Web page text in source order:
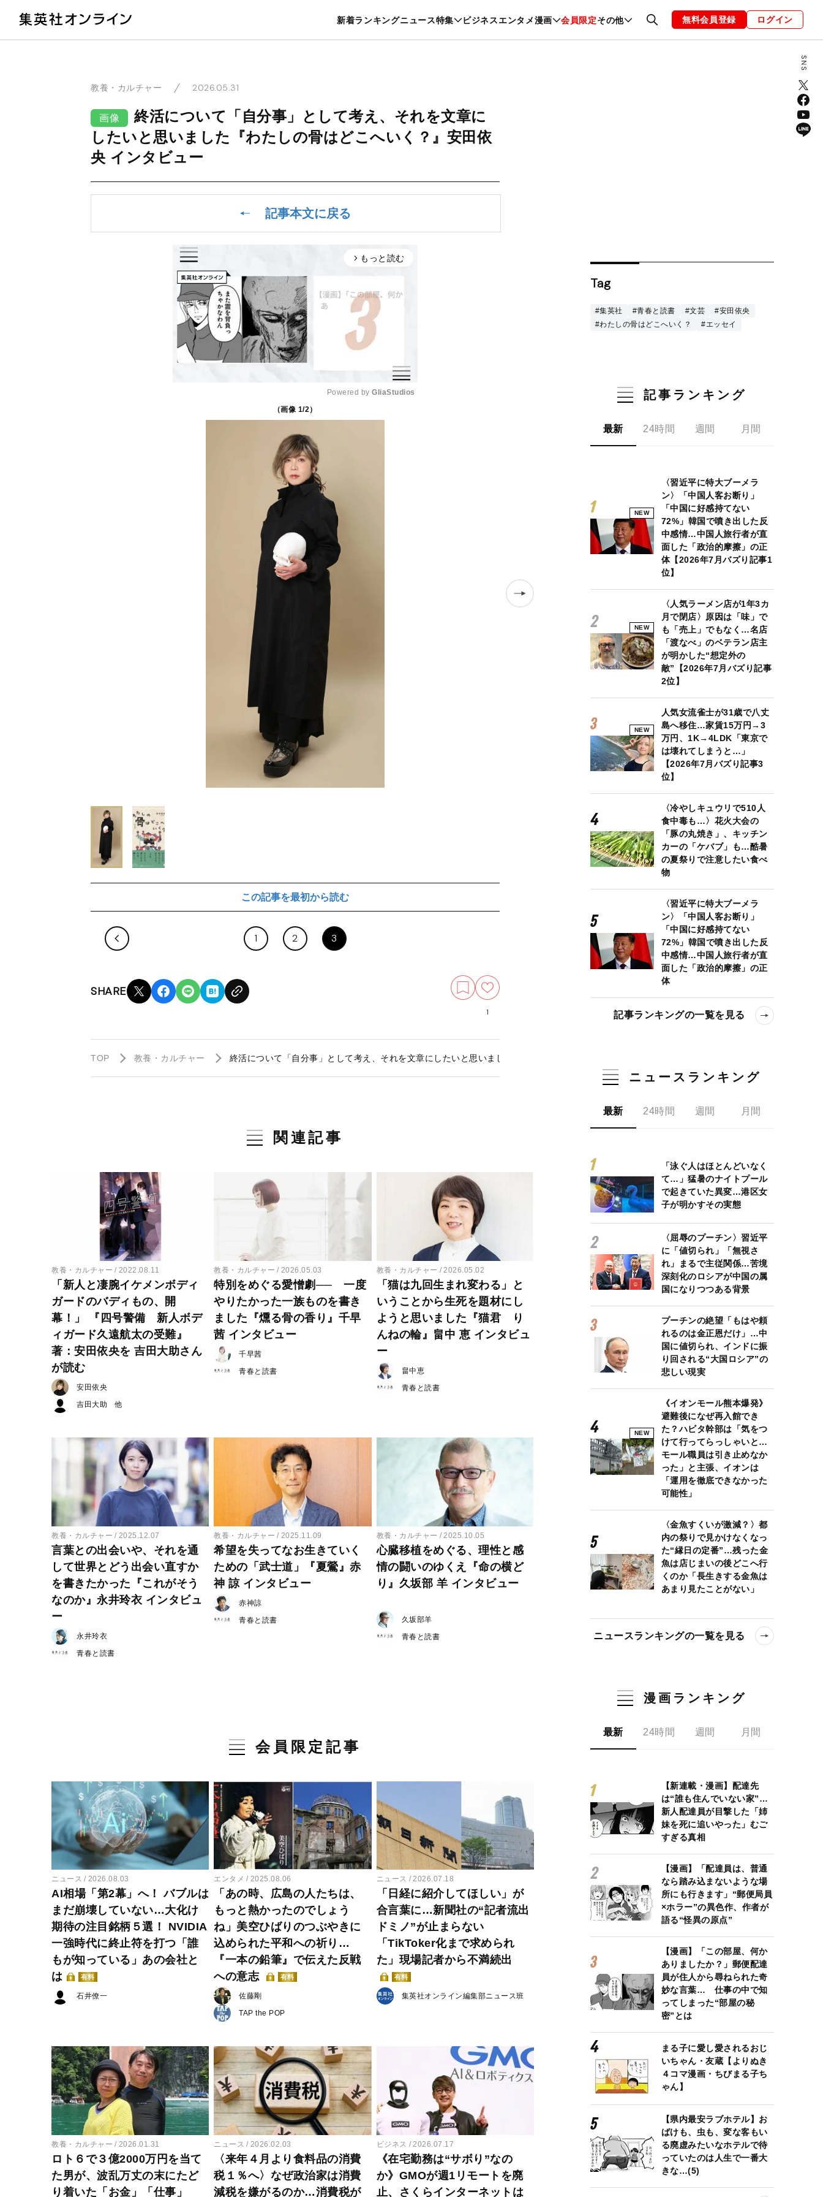
新着ランキングニュース特集 ビジネスエンタメ漫画 会員限定その他
暮らし スポーツ ヘルスケア 美容 グルメ ファッション 恋愛・結婚 編集部 お知らせ
無料会員登録 ログイン
教養・カルチャー 2026.05.31
画像
終活について「自分事」として考え、それを文章に
したいと思いました『わたしの骨はどこへいく？』安田依
央 インタビュー
記事本文に戻る
arrow_forward_ios もっと読む
Powered by GliaStudios
（画像 1/2）
この記事を最初から読む
1 2 3
SHARE
1
TOP 教養・カルチャー 終活について「自分事」として考え、それを文章にしたいと思いました『わたしの骨はどこへいく？』安田依央 インタビュー
関連記事
教養・カルチャー 2022.08.11
「新人と凄腕イケメンボディ
ガードのバディもの、開
幕！」 『四号警備 新人ボデ
ィガード久遠航太の受難』
著：安田依央を 吉田大助さん
が読む
安田依央
吉田大助
教養・カルチャー 2026.05.03
特別をめぐる愛憎劇── 一度
やりたかった一族ものを書き
ました『燻る骨の香り』千早
茜 インタビュー
千早茜
青春と読書
教養・カルチャー 2026.05.02
「猫は九回生まれ変わる」と
いうことから生死を題材にし
ようと思いました『猫君 り
んねの輪』畠中 恵 インタビュ
ー
畠中恵
青春と読書
教養・カルチャー 2025.12.07
言葉との出会いや、それを通
して世界とどう出会い直すか
を書きたかった『これがそう
なのか』永井玲衣 インタビュ
ー
永井玲衣
青春と読書
教養・カルチャー 2025.11.09
希望を失ってなお生きていく
ための「武士道」『夏鶯』赤
神 諒 インタビュー
赤神諒
青春と読書
教養・カルチャー 2025.10.05
心臓移植をめぐる、理性と感
情の闘いのゆくえ『命の横ど
り』久坂部 羊 インタビュー
久坂部羊
青春と読書
会員限定記事
ニュース 2026.08.03
AI相場「第2幕」へ！ バブルは
まだ崩壊していない…大化け
期待の注目銘柄５選！ NVIDIA
一強時代に終止符を打つ「誰
もが知っている」あの会社と
は
有料
石井僚一
エンタメ 2025.08.06
「あの時、広島の人たちは、
もっと熱かったのでしょう
ね」美空ひばりのつぶやきに
込められた平和への祈り…
『一本の鉛筆』で伝えた反戦
への意志
有料
佐藤剛
TAP the POP
ニュース 2026.07.18
「日経に紹介してほしい」が
合言葉に…新聞社の“記者流出
ドミノ”が止まらない
「TikToker化まで求められ
た」現場記者から不満続出
有料
集英社オンライン編集部ニュース班
教養・カルチャー 2026.01.31
ロト６で３億2000万円を当て
た男が、波乱万丈の末にたど
り着いた「お金」「仕事」
ニュース 2026.02.03
〈来年４月より食料品の消費
税１％へ〉なぜ政治家は消費
減税を嫌がるのか…消費税が
ビジネス 2026.07.17
《在宅勤務は“サボり”なの
か》GMOが週1リモートを廃
止、さくらインターネットは
Tag
#集英社 #青春と読書 #文芸
#安田依央
#わたしの骨はどこへいく？
#エッセイ
記事ランキング
最新 24時間 週間 月間
NEW
〈習近平に特大ブーメラ
ン〉「中国人客お断り」
「中国に好感持てない
72%」韓国で噴き出した反
中感情…中国人旅行者が直
面した「政治的摩擦」の正
体【2026年7月バズり記事1
位】
NEW
〈人気ラーメン店が1年3カ
月で閉店〉原因は「味」で
も「売上」でもなく…名店
「渡なべ」のベテラン店主
が明かした“想定外の
敵”【2026年7月バズり記事
2位】
NEW
人気女流雀士が31歳で八丈
島へ移住…家賃15万円→3
万円、1K→4LDK「東京で
は壊れてしまうと…」
【2026年7月バズり記事3
位】
〈冷やしキュウリで510人
食中毒も…〉花火大会の
「豚の丸焼き」、キッチン
カーの「ケバブ」も…酷暑
の夏祭りで注意したい食べ
物
〈習近平に特大ブーメラ
ン〉「中国人客お断り」
「中国に好感持てない
72%」韓国で噴き出した反
中感情…中国人旅行者が直
面した「政治的摩擦」の正
体
記事ランキングの一覧を見る
ニュースランキング
最新 24時間 週間 月間
「泳ぐ人はほとんどいなく
て…」猛暑のナイトプール
で起きていた異変…港区女
子が明かすその実態
〈屈辱のプーチン〉習近平
に「値切られ」「無視さ
れ」まるで主従関係…苦境
深刻化のロシアが中国の属
国になりつつある背景
プーチンの絶望「もはや頼
れるのは金正恩だけ」…中
国に値切られ、インドに振
り回される“大国ロシア”の
悲しい現実
NEW
《イオンモール熊本爆発》
避難後になぜ再入館でき
た？ハビタ幹部は「気をつ
けて行ってらっしゃいと…
モール職員は引き止めなか
った」と主張、イオンは
「運用を徹底できなかった
可能性」
〈金魚すくいが激減？〉都
内の祭りで見かけなくなっ
た“縁日の定番”…残った金
魚は店じまいの後どこへ行
くのか「長生きする金魚は
あまり見たことがない」
ニュースランキングの一覧を見る
漫画ランキング
最新 24時間 週間 月間
【新連載・漫画】配達先
は“誰も住んでいない家”…
新人配達員が目撃した「姉
妹を死に追いやった」むご
すぎる真相
【漫画】「配達員は、普通
なら踏み込まないような場
所にも行きます」“郵便局員
×ホラー”の異色作、作者が
語る“怪異の原点”
【漫画】「この部屋、何か
ありましたか？」郵便配達
員が住人から尋ねられた奇
妙な言葉… 仕事の中で知
ってしまった“部屋の秘
密”とは
まる子に愛し愛されるおじ
いちゃん・友蔵【よりぬき
４コマ漫画・ちびまる子ち
ゃん】
【県内最安ラブホテル】お
ばけも、虫も、変な客もい
る廃虚みたいなホテルで待
っていたのは人生で一番大
きな…(5)